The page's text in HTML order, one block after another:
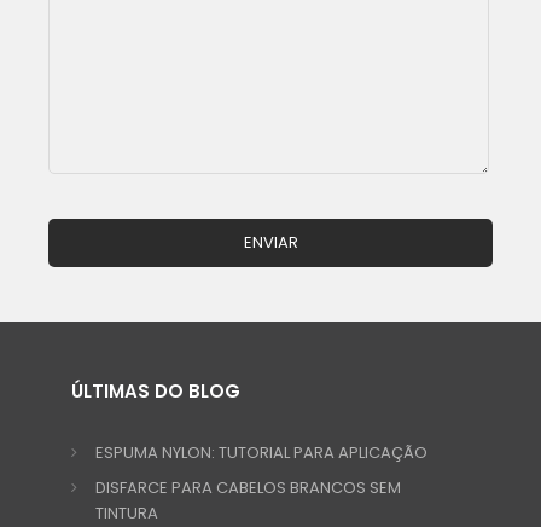
ÚLTIMAS DO BLOG
ESPUMA NYLON: TUTORIAL PARA APLICAÇÃO
DISFARCE PARA CABELOS BRANCOS SEM
TINTURA